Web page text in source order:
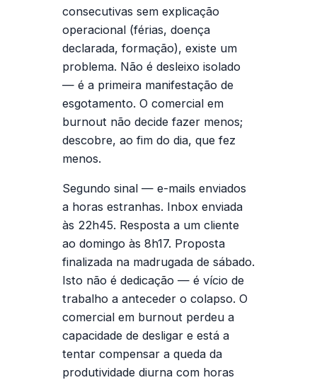
consecutivas sem explicação
operacional (férias, doença
declarada, formação), existe um
problema. Não é desleixo isolado
— é a primeira manifestação de
esgotamento. O comercial em
burnout não decide fazer menos;
descobre, ao fim do dia, que fez
menos.
Segundo sinal — e-mails enviados
a horas estranhas. Inbox enviada
às 22h45. Resposta a um cliente
ao domingo às 8h17. Proposta
finalizada na madrugada de sábado.
Isto não é dedicação — é vício de
trabalho a anteceder o colapso. O
comercial em burnout perdeu a
capacidade de desligar e está a
tentar compensar a queda da
produtividade diurna com horas